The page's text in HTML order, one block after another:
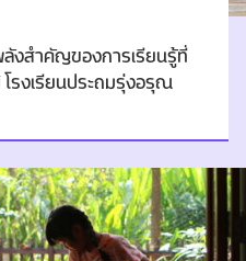
ลังสำคัญของการเรียนรู้ที่
โรงเรียนประถมรุ่งอรุณ